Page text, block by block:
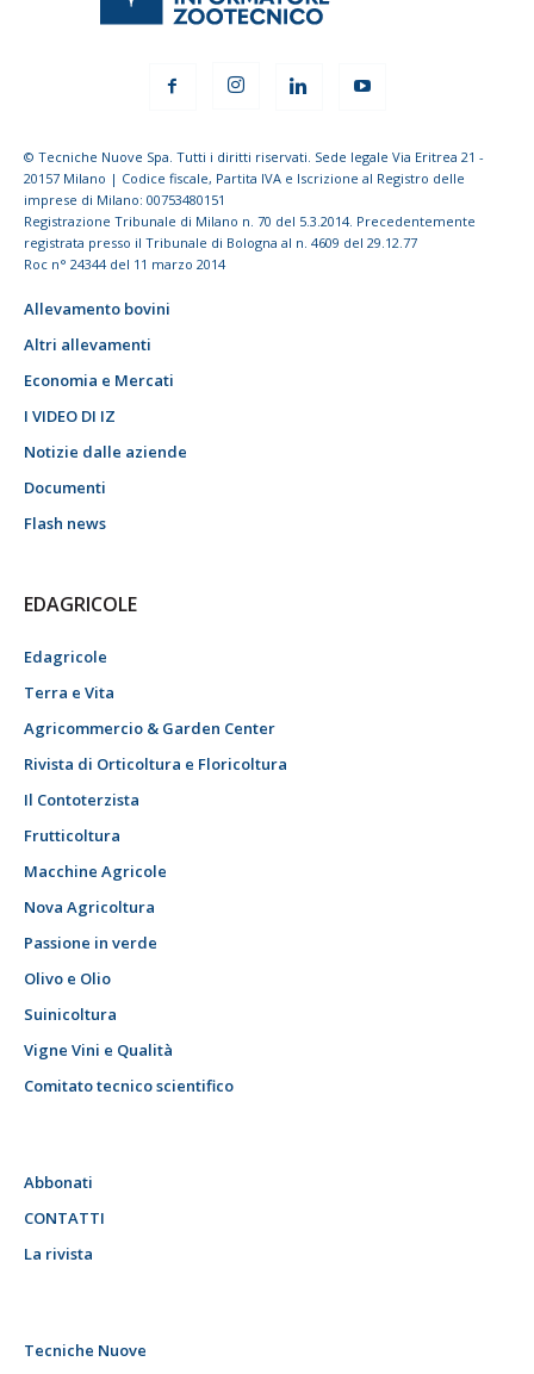
© Tecniche Nuove Spa. Tutti i diritti riservati. Sede legale Via Eritrea 21 -
20157 Milano | Codice fiscale, Partita IVA e Iscrizione al Registro delle
imprese di Milano: 00753480151
Registrazione Tribunale di Milano n. 70 del 5.3.2014. Precedentemente
registrata presso il Tribunale di Bologna al n. 4609 del 29.12.77
Roc n° 24344 del 11 marzo 2014
Allevamento bovini
Altri allevamenti
Economia e Mercati
I VIDEO DI IZ
Notizie dalle aziende
Documenti
Flash news
EDAGRICOLE
Edagricole
Terra e Vita
Agricommercio & Garden Center
Rivista di Orticoltura e Floricoltura
Il Contoterzista
Frutticoltura
Macchine Agricole
Nova Agricoltura
Passione in verde
Olivo e Olio
Suinicoltura
Vigne Vini e Qualità
Comitato tecnico scientifico
Abbonati
CONTATTI
La rivista
Tecniche Nuove